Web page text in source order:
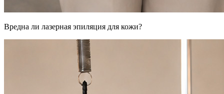
Вредна ли лазерная эпиляция для кожи?